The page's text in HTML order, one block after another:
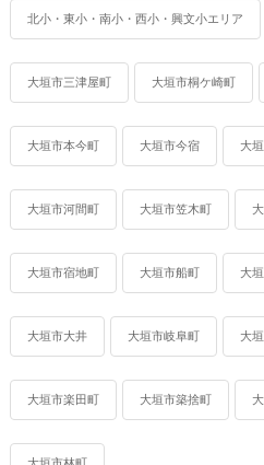
北小・東小・南小・西小・興文小エリア
大垣市三津屋町 大垣市桐ケ崎町
大垣市本今町 大垣市今宿 大
大垣市河間町 大垣市笠木町
大垣市宿地町 大垣市船町 大
大垣市大井 大垣市岐阜町 大
大垣市楽田町 大垣市築捨町